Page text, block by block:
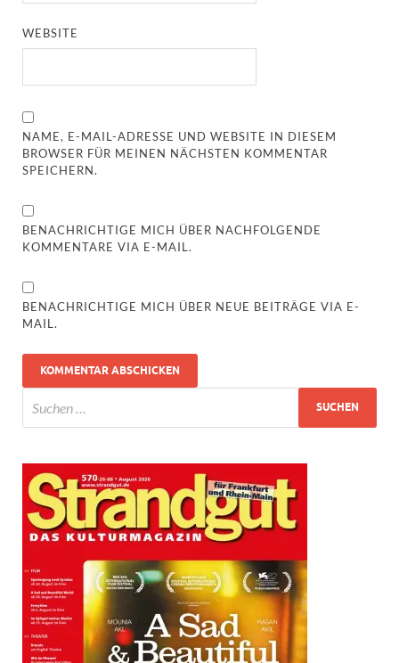
WEBSITE
NAME, E-MAIL-ADRESSE UND WEBSITE IN DIESEM
BROWSER FÜR MEINEN NÄCHSTEN KOMMENTAR
SPEICHERN.
BENACHRICHTIGE MICH ÜBER NACHFOLGENDE
KOMMENTARE VIA E-MAIL.
BENACHRICHTIGE MICH ÜBER NEUE BEITRÄGE VIA E-
MAIL.